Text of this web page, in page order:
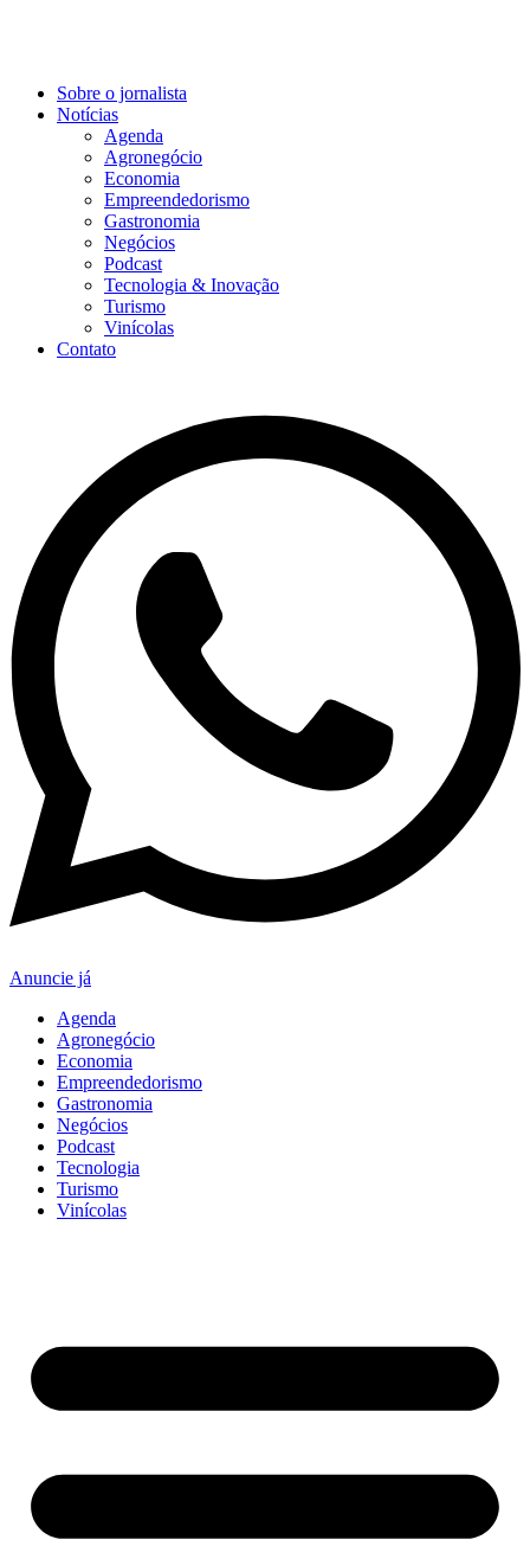
Sobre o jornalista
Notícias
Agenda
Agronegócio
Economia
Empreendedorismo
Gastronomia
Negócios
Podcast
Tecnologia & Inovação
Turismo
Vinícolas
Contato
Anuncie já
Agenda
Agronegócio
Economia
Empreendedorismo
Gastronomia
Negócios
Podcast
Tecnologia
Turismo
Vinícolas